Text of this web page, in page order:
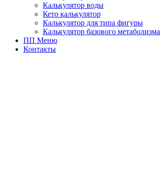
Калькулятор воды
Кето калькулятор
Калькулятор для типа фигуры
Калькулятор базового метаболизма
ПП Меню
Контакты